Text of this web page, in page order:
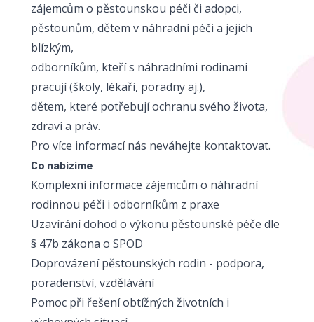
zájemcům o pěstounskou péči či adopci,
pěstounům, dětem v náhradní péči a jejich
blízkým,
odborníkům, kteří s náhradními rodinami
pracují (školy, lékaři, poradny aj.),
dětem, které potřebují ochranu svého života,
zdraví a práv.
Pro více informací nás neváhejte kontaktovat.
Co nabízíme
Komplexní informace zájemcům o náhradní
rodinnou péči i odborníkům z praxe
Uzavírání dohod o výkonu pěstounské péče dle
§ 47b zákona o SPOD
Doprovázení pěstounských rodin - podpora,
poradenství, vzdělávání
Pomoc při řešení obtížných životních i